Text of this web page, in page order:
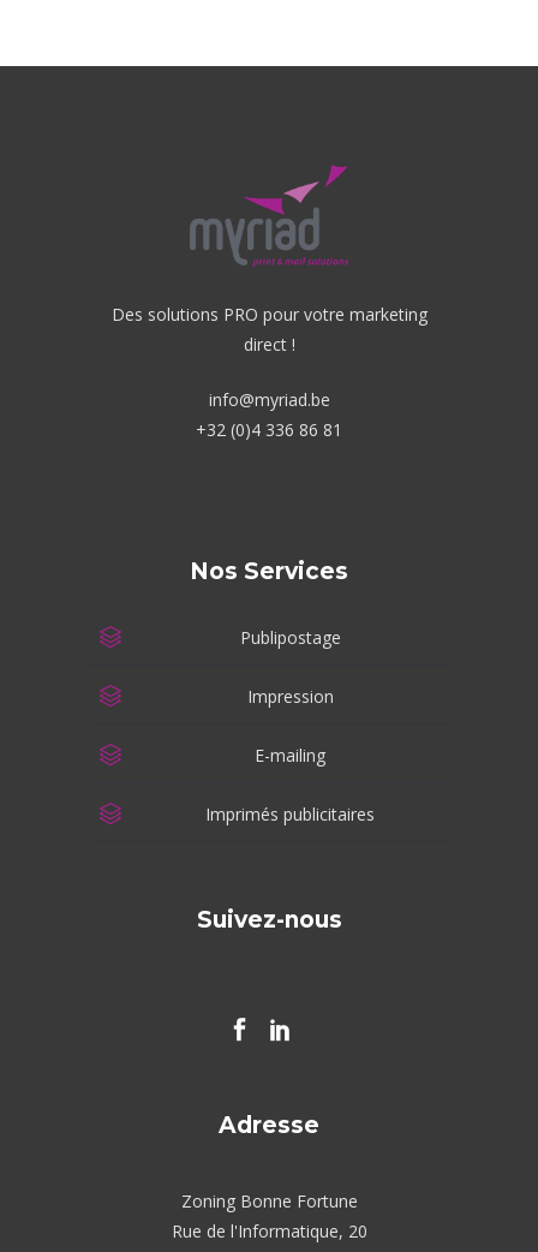
Des solutions PRO pour votre marketing
direct !
info@myriad.be
+32 (0)4 336 86 81
Nos Services
Publipostage
Impression
E-mailing
Imprimés publicitaires
Suivez-nous
Adresse
Zoning Bonne Fortune
Rue de l'Informatique, 20